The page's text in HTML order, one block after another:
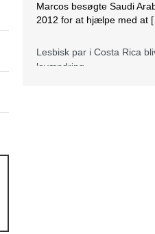
Marcos besøgte Saudi
2012 for at hjælpe med at
Lesbisk par i Costa Rica
lovændring